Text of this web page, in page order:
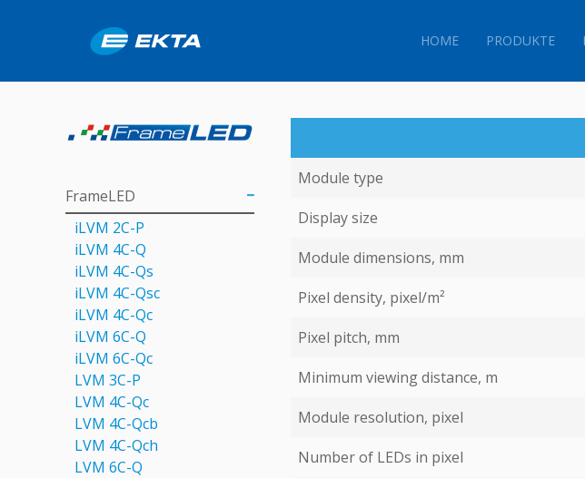
HOME PRODUKTE
Module type
Display size
Module dimensions, mm
Pixel density, pixel/m²
Pixel pitch, mm
Minimum viewing distance, m
Module resolution, pixel
Number of LEDs in pixel
FrameLED
iLVM 2C-P
iLVM 4C-Q
iLVM 4C-Qs
iLVM 4C-Qsс
iLVM 4C-Qс
iLVM 6C-Q
iLVM 6C-Qc
LVM 3C-P
LVM 4С-Qc
LVM 4С-Qcb
LVM 4С-Qch
LVM 6C-Q